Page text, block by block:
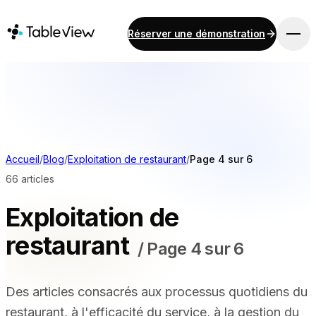
Réserver une démonstration
Comptabilité
Paiements
Menu en ligne et commande sur mobile
Instant Site
SOLUTIONS
Accueil/Blog/Exploitation de restaurant/Page 4 sur 6
66 articles
Exploitation de
restaurant / Page 4 sur 6
Des articles consacrés aux processus quotidiens du
restaurant, à l'efficacité du service, à la gestion du